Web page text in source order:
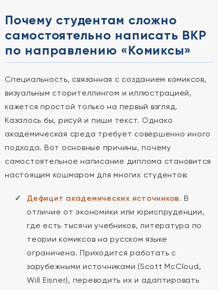
Почему студентам сложно
самостоятельно написать ВКР
по направлению «Комиксы»
Специальность, связанная с созданием комиксов,
визуальным сторителлингом и иллюстрацией,
кажется простой только на первый взгляд.
Казалось бы, рисуй и пиши текст. Однако
академическая среда требует совершенно иного
подхода. Вот основные причины, почему
самостоятельное написание диплома становится
настоящим кошмаром для многих студентов:
Дефицит академических источников. В
отличие от экономики или юриспруденции,
где есть тысячи учебников, литература по
теории комиксов на русском языке
ограничена. Приходится работать с
зарубежными источниками (Scott McCloud,
Will Eisner), переводить их и адаптировать